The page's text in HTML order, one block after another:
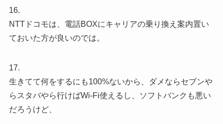
16.
NTTドコモは、電話BOXにキャリアの乗り換え案内置い
ておいた方が良いのでは。
17.
生きてて何をするにも100%ないから、ダメならセブンや
らスタバやら行けばWi-Fi使えるし、ソフトバンクも悪い
だろうけど、